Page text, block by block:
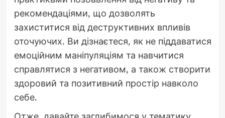
рекомендаціями, що дозволять
захиститися від деструктивних впливів
оточуючих. Ви дізнаєтеся, як не піддаватися
емоційним маніпуляціям та навчитися
справлятися з негативом, а також створити
здоровий та позитивний простір навколо
себе.